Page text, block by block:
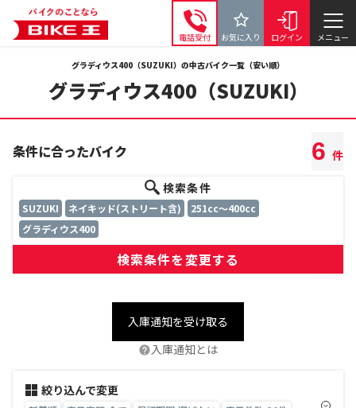
電話受付 お気に入り ログイン メニュー
グラディウス400（SUZUKI）の中古バイク一覧（安い順）
グラディウス400（SUZUKI）
条件に合ったバイク 6 件
検索条件
SUZUKI ネイキッド(ストリート含)
251cc～400cc
グラディウス400
検索条件を変更する
入庫通知を受け取る
入庫通知とは
絞り込んで変更